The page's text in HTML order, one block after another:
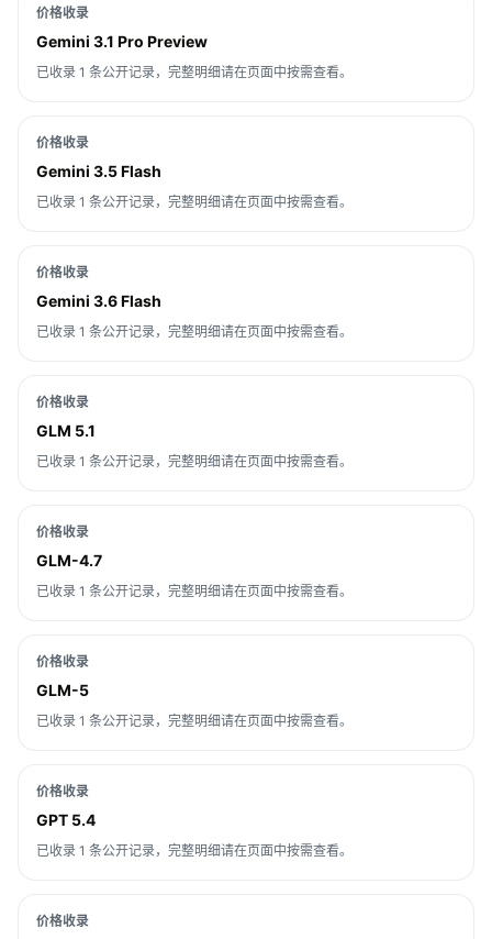
价格收录
Gemini 3.1 Pro Preview
已收录 1 条公开记录，完整明细请在页面中按需查看。
价格收录
Gemini 3.5 Flash
已收录 1 条公开记录，完整明细请在页面中按需查看。
价格收录
Gemini 3.6 Flash
已收录 1 条公开记录，完整明细请在页面中按需查看。
价格收录
GLM 5.1
已收录 1 条公开记录，完整明细请在页面中按需查看。
价格收录
GLM-4.7
已收录 1 条公开记录，完整明细请在页面中按需查看。
价格收录
GLM-5
已收录 1 条公开记录，完整明细请在页面中按需查看。
价格收录
GPT 5.4
已收录 1 条公开记录，完整明细请在页面中按需查看。
价格收录